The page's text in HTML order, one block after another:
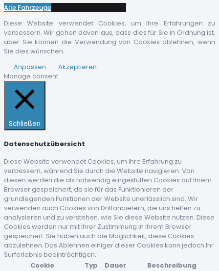
Alle Fahrzeuge
Diese Website verwendet Cookies, um Ihre Erfahrungen zu
verbessern. Wir gehen davon aus, dass dies für Sie in Ordnung ist,
aber Sie können die Verwendung von Cookies ablehnen, wenn
Sie dies wünschen.
Anpassen
Akzeptieren
Manage consent
Schließen
Datenschutzübersicht
Diese Website verwendet Cookies, um Ihre Erfahrung zu
verbessern, während Sie durch die Website navigieren. Von
diesen werden die als notwendig eingestuften Cookies auf Ihrem
Browser gespeichert, da sie für das Funktionieren der
grundlegenden Funktionen der Website unerlässlich sind. Wir
verwenden auch Cookies von Drittanbietern, die uns helfen zu
analysieren und zu verstehen, wie Sie diese Website nutzen. Diese
Cookies werden nur mit Ihrer Zustimmung in Ihrem Browser
gespeichert. Sie haben auch die Möglichkeit, diese Cookies
abzulehnen. Das Ablehnen einiger dieser Cookies kann jedoch Ihr
Surferlebnis beeinträchtigen.
Cookie
Typ Dauer Beschreibung